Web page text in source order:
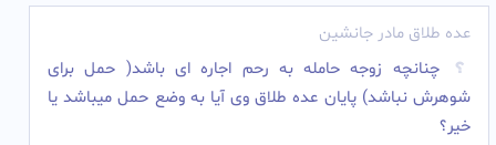
عده طلاق مادر جانشین
چنانچه زوجه حامله به رحم اجاره ای باشد( حمل برای
شوهرش نباشد) پایان عده طلاق وی آیا به وضع حمل میباشد یا
خیر؟